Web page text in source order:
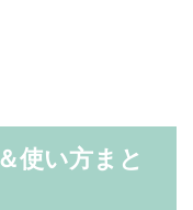
使い方まと